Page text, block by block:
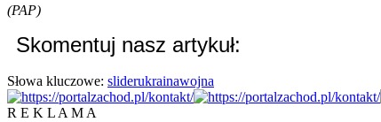
(PAP)
Skomentuj nasz artykuł:
Słowa kluczowe: sliderukrainawojna
R E K L A M A